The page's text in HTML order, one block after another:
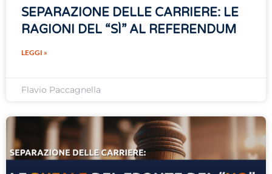
SEPARAZIONE DELLE CARRIERE: LE
RAGIONI DEL “SÌ” AL REFERENDUM
LEGGI »
Flavio Paccagnella